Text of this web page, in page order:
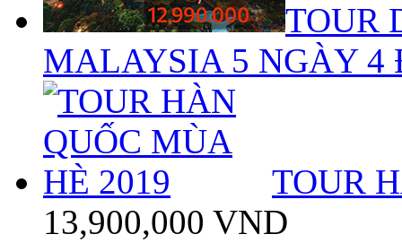
TOUR
MALAYSIA 5 NGÀY 4
TOUR
13,900,000 VND